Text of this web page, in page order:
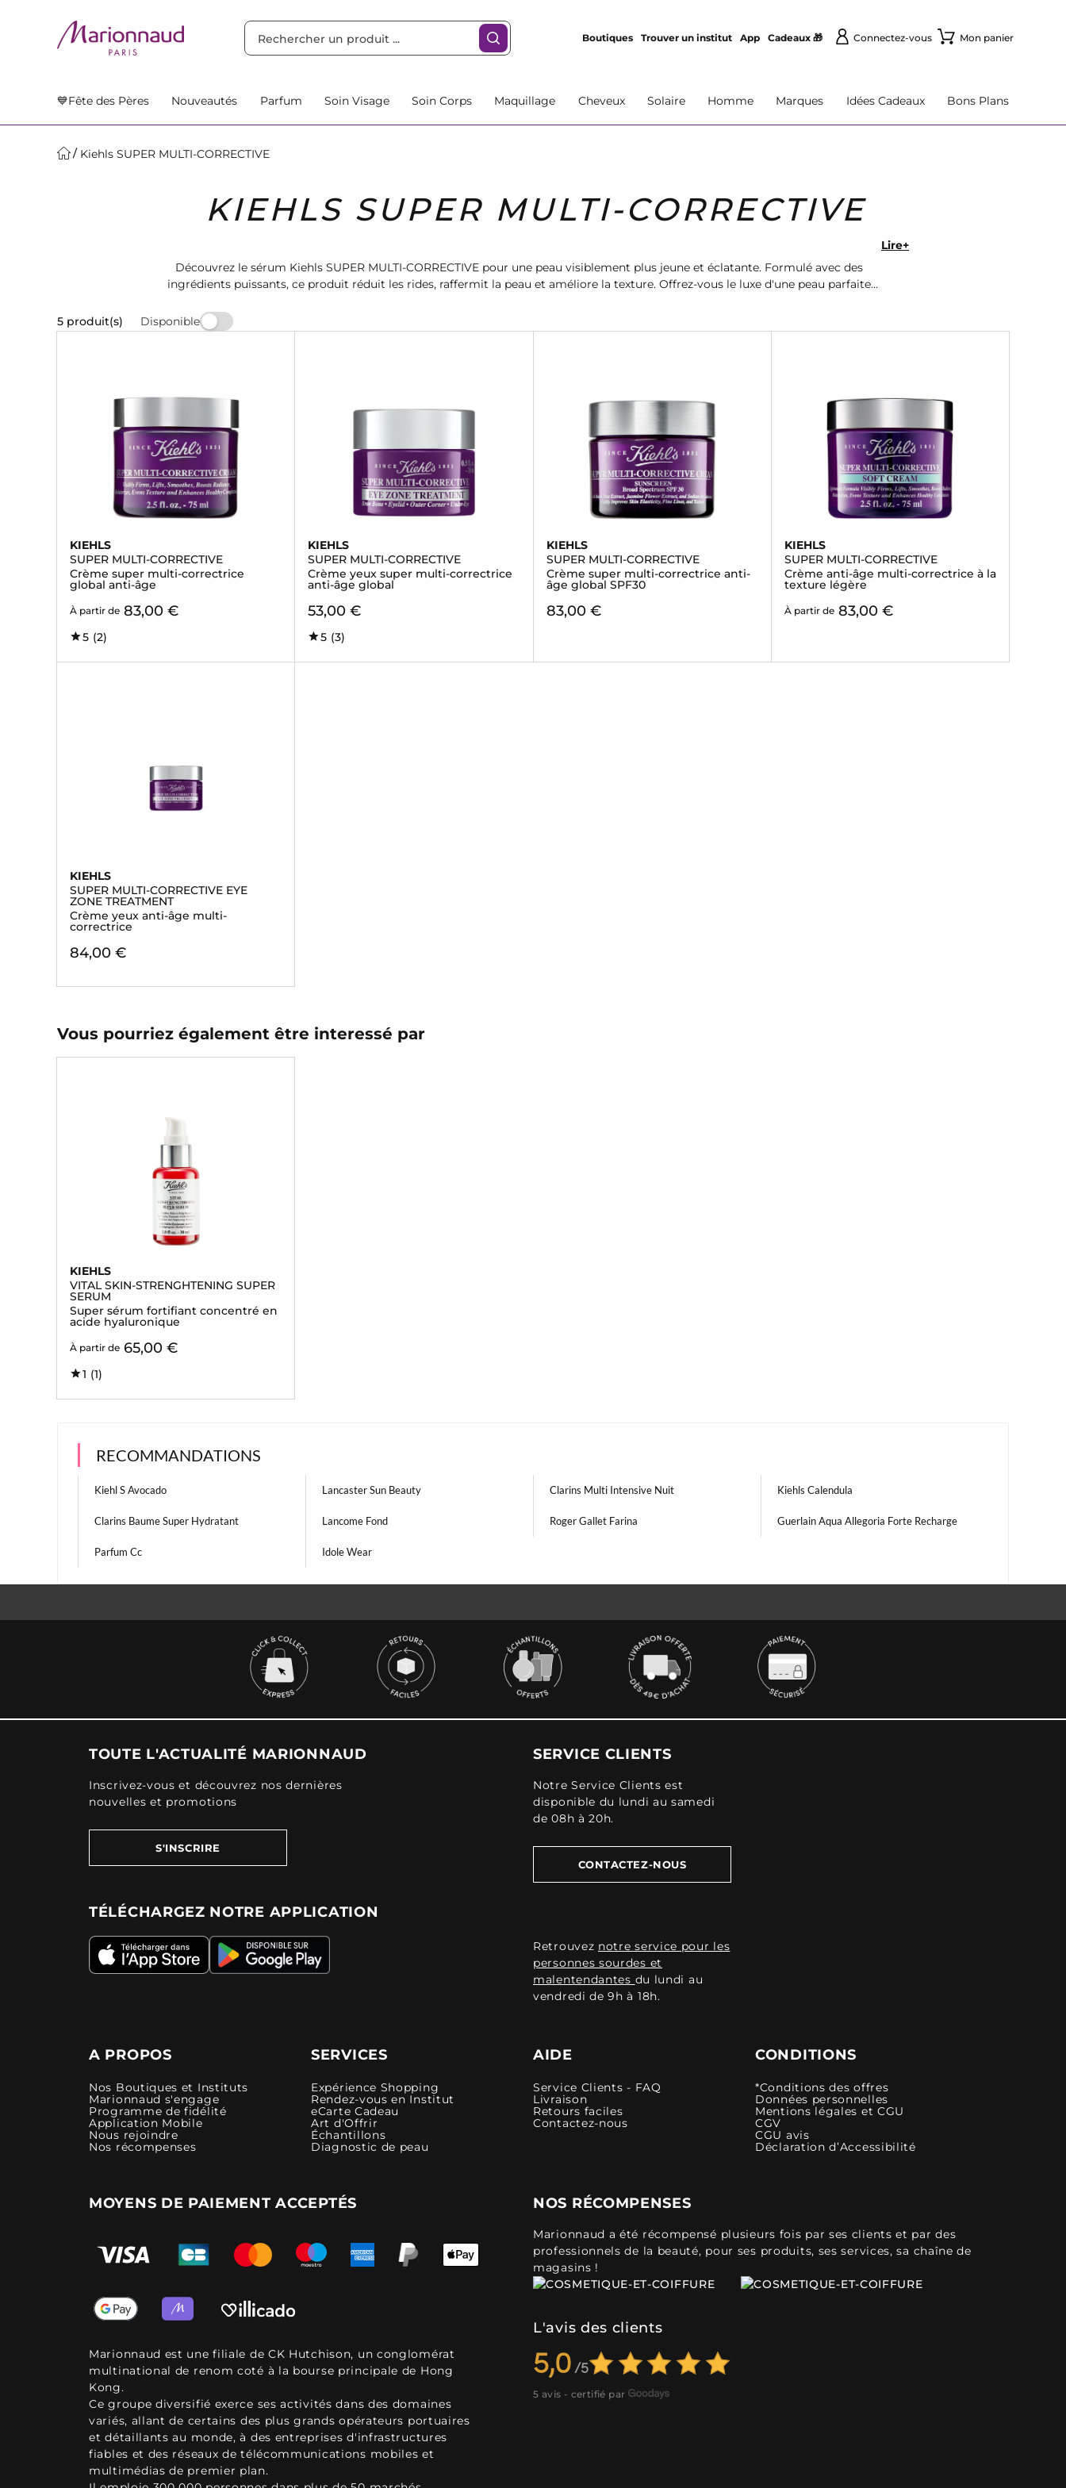
Boutiques Trouver un institut App Cadeaux 🎁 Connectez-vous Mon panier
💙Fête des Pères Nouveautés Parfum Soin Visage Soin Corps Maquillage Cheveux Solaire Homme Marques Idées Cadeaux Bons Plans
Kiehls SUPER MULTI-CORRECTIVE
KIEHLS SUPER MULTI-CORRECTIVE
Découvrez le sérum Kiehls SUPER MULTI-CORRECTIVE pour une peau visiblement plus jeune et éclatante. Formulé avec des
ingrédients puissants, ce produit réduit les rides, raffermit la peau et améliore la texture. Offrez-vous le luxe d'une peau parfaite
Lire+
5 produit(s) Disponible
KIEHLS
SUPER MULTI-CORRECTIVE
Crème super multi-correctrice
global anti-âge
À partir de 83,00 €
5 (2)
KIEHLS
SUPER MULTI-CORRECTIVE
Crème yeux super multi-correctrice
anti-âge global
53,00 €
5 (3)
KIEHLS
SUPER MULTI-CORRECTIVE
Crème super multi-correctrice anti-
âge global SPF30
83,00 €
KIEHLS
SUPER MULTI-CORRECTIVE
Crème anti-âge multi-correctrice à la
texture légère
À partir de 83,00 €
KIEHLS
SUPER MULTI-CORRECTIVE EYE
ZONE TREATMENT
Crème yeux anti-âge multi-
correctrice
84,00 €
Vous pourriez également être interessé par
KIEHLS
VITAL SKIN-STRENGHTENING SUPER
SERUM
Super sérum fortifiant concentré en
acide hyaluronique
À partir de 65,00 €
1 (1)
RECOMMANDATIONS
Kiehl S Avocado Lancaster Sun Beauty Clarins Multi Intensive Nuit Kiehls Calendula
Clarins Baume Super Hydratant Lancome Fond Roger Gallet Farina Guerlain Aqua Allegoria Forte Recharge
Parfum Cc Idole Wear
TOUTE L'ACTUALITÉ MARIONNAUD
Inscrivez-vous et découvrez nos dernières
nouvelles et promotions
S'INSCRIRE
TÉLÉCHARGEZ NOTRE APPLICATION
SERVICE CLIENTS
Notre Service Clients est
disponible du lundi au samedi
de 08h à 20h.
CONTACTEZ-NOUS
Retrouvez notre service pour les
personnes sourdes et
malentendantes du lundi au
vendredi de 9h à 18h.
A PROPOS
Nos Boutiques et Instituts
Marionnaud s'engage
Programme de fidélité
Application Mobile
Nous rejoindre
Nos récompenses
SERVICES
Expérience Shopping
Rendez-vous en Institut
eCarte Cadeau
Art d'Offrir
Échantillons
Diagnostic de peau
AIDE
Service Clients - FAQ
Livraison
Retours faciles
Contactez-nous
CONDITIONS
*Conditions des offres
Données personnelles
Mentions légales et CGU
CGV
CGU avis
Déclaration d’Accessibilité
MOYENS DE PAIEMENT ACCEPTÉS
Marionnaud est une filiale de CK Hutchison, un conglomérat
multinational de renom coté à la bourse principale de Hong
Kong.
Ce groupe diversifié exerce ses activités dans des domaines
variés, allant de certains des plus grands opérateurs portuaires
et détaillants au monde, à des entreprises d'infrastructures
fiables et des réseaux de télécommunications mobiles et
multimédias de premier plan.
NOS RÉCOMPENSES
Marionnaud a été récompensé plusieurs fois par ses clients et par des
professionnels de la beauté, pour ses produits, ses services, sa chaîne de
magasins !
L'avis des clients
5,0
5 avis - certifié par